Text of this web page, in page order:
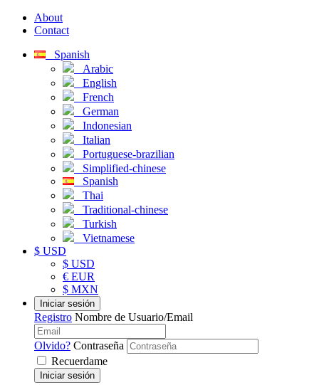
About
Contact
Spanish
Arabic
English
French
German
Indonesian
Italian
Portuguese-brazilian
Simplified-chinese
Spanish
Thai
Traditional-chinese
Turkish
Vietnamese
$ USD
$ USD
€ EUR
$ MXN
Iniciar sesión
Registro Nombre de Usuario/Email
Olvido? Contraseña
Recuerdame
Iniciar sesión